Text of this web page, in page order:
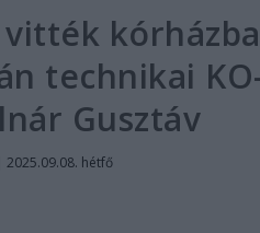
kórházba
technikai
Gusztáv
|2025.09.08. hétfő